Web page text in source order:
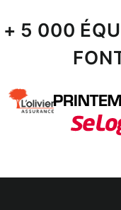
+ 5 000